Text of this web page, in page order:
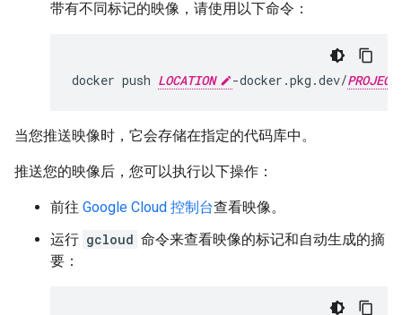
带有不同标记的映像，请使用以下命令：
docker push LOCATION -docker.pkg.dev/
当您推送映像时，它会存储在指定的代码库中。
推送您的映像后，您可以执行以下操作：
前往 Google Cloud 控制台查看映像。
运行 gcloud 命令来查看映像的标记和自动生成的摘
要：